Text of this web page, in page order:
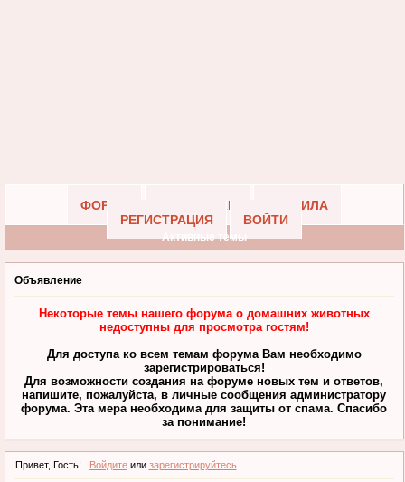
ФОРУМ УЧАСТНИКИ
ПРАВИЛА
РЕГИСТРАЦИЯ
ВОЙТИ
Активные темы
Объявление
Некоторые темы нашего форума о домашних животных
недоступны для просмотра гостям!
Для доступа ко всем темам форума Вам необходимо
зарегистрироваться!
Для возможности создания на форуме новых тем и ответов,
напишите, пожалуйста, в личные сообщения администратору
форума. Эта мера необходима для защиты от спама. Спасибо
за понимание!
Привет, Гость! Войдитеили зарегистрируйтесь.